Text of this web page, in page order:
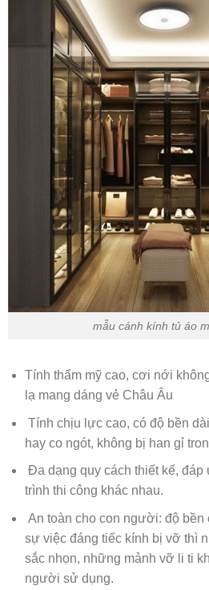
mẫu cánh kính tủ áo
Tính thẩm mỹ cao, cơi nới
lạ mang dáng vẻ Châu Âu
Tính chịu lực cao, có độ bền
hay co ngót, không bị han gỉ
Đa dạng quy cách thiết kế, đáp
trình thi công khác nhau.
An toàn cho con người: độ bền
sự việc đáng tiếc kính bị vỡ thì
sắc nhọn, những mảnh vỡ li ti
người sử dụng.